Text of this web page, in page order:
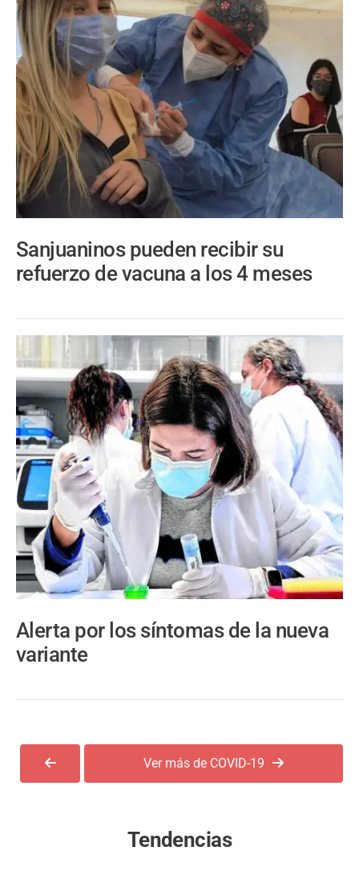
Sanjuaninos pueden recibir su
refuerzo de vacuna a los 4 meses
Alerta por los síntomas de la nueva
variante
Ver más de COVID-19
Tendencias